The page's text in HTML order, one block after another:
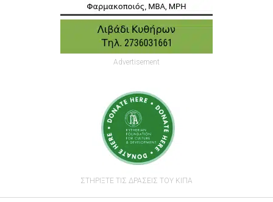
Advertisement
ΣΤΗΡΙΞΤΕ ΤΙΣ ΔΡΑΣΕΙΣ ΤΟΥ ΚΙΠΑ